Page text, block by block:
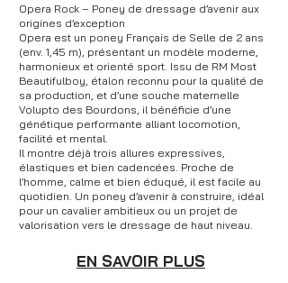
Opera Rock – Poney de dressage d’avenir aux
origines d’exception
Opera est un poney Français de Selle de 2 ans
(env. 1,45 m), présentant un modèle moderne,
harmonieux et orienté sport. Issu de RM Most
Beautifulboy, étalon reconnu pour la qualité de
sa production, et d’une souche maternelle
Volupto des Bourdons, il bénéficie d’une
génétique performante alliant locomotion,
facilité et mental.
Il montre déjà trois allures expressives,
élastiques et bien cadencées. Proche de
l’homme, calme et bien éduqué, il est facile au
quotidien. Un poney d’avenir à construire, idéal
pour un cavalier ambitieux ou un projet de
valorisation vers le dressage de haut niveau.
EN SAVOIR PLUS